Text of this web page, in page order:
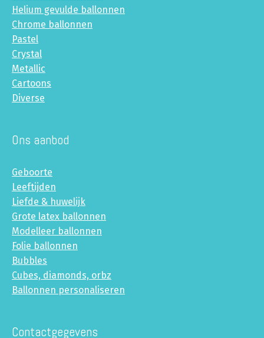
Helium gevulde ballonnen
Chrome ballonnen
Pastel
Crystal
Metallic
Cartoons
Diverse
Ons aanbod
Geboorte
Leeftijden
Liefde & huwelijk
Grote latex ballonnen
Modelleer ballonnen
Folie ballonnen
Bubbles
Cubes, diamonds, orbz
Ballonnen personaliseren
Contactgegevens